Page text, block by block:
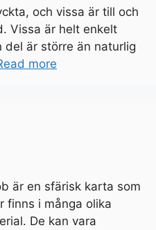
och vissa är till och
Vissa är helt enkelt
del är större än naturlig
more
är en sfärisk karta som
finns i många olika
De kan vara